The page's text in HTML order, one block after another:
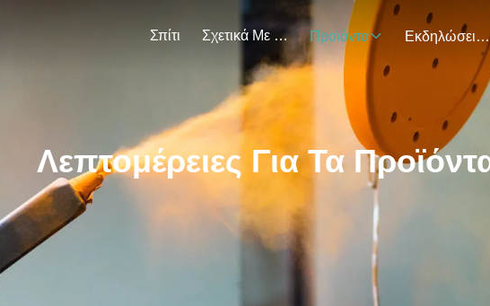
Σπίτι Σχετικά Με Εμάς Προϊόντα Εκδηλώσεις
Λεπτομέρειες Για Τα